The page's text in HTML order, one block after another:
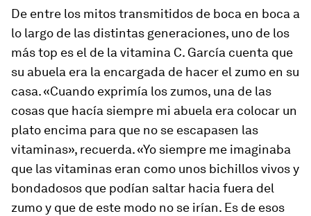
De entre los mitos transmitidos de boca en boca a
lo largo de las distintas generaciones, uno de los
más top es el de la vitamina C. García cuenta que
su abuela era la encargada de hacer el zumo en su
casa. «Cuando exprimía los zumos, una de las
cosas que hacía siempre mi abuela era colocar un
plato encima para que no se escapasen las
vitaminas», recuerda. «Yo siempre me imaginaba
que las vitaminas eran como unos bichillos vivos y
bondadosos que podían saltar hacia fuera del
zumo y que de este modo no se irían. Es de esos